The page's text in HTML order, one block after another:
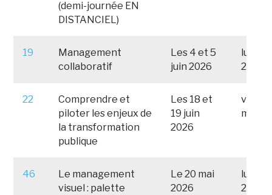
(demi-journée EN
DISTANCIEL)
19
Management
collaboratif
Les 4 et 5
juin 2026
lundi
2026
22
Comprendre et
piloter les enjeux de
la transformation
publique
Les 18 et
19 juin
2026
mai
46
Le management
visuel : palette
Le 20 mai
2026
lundi
2026